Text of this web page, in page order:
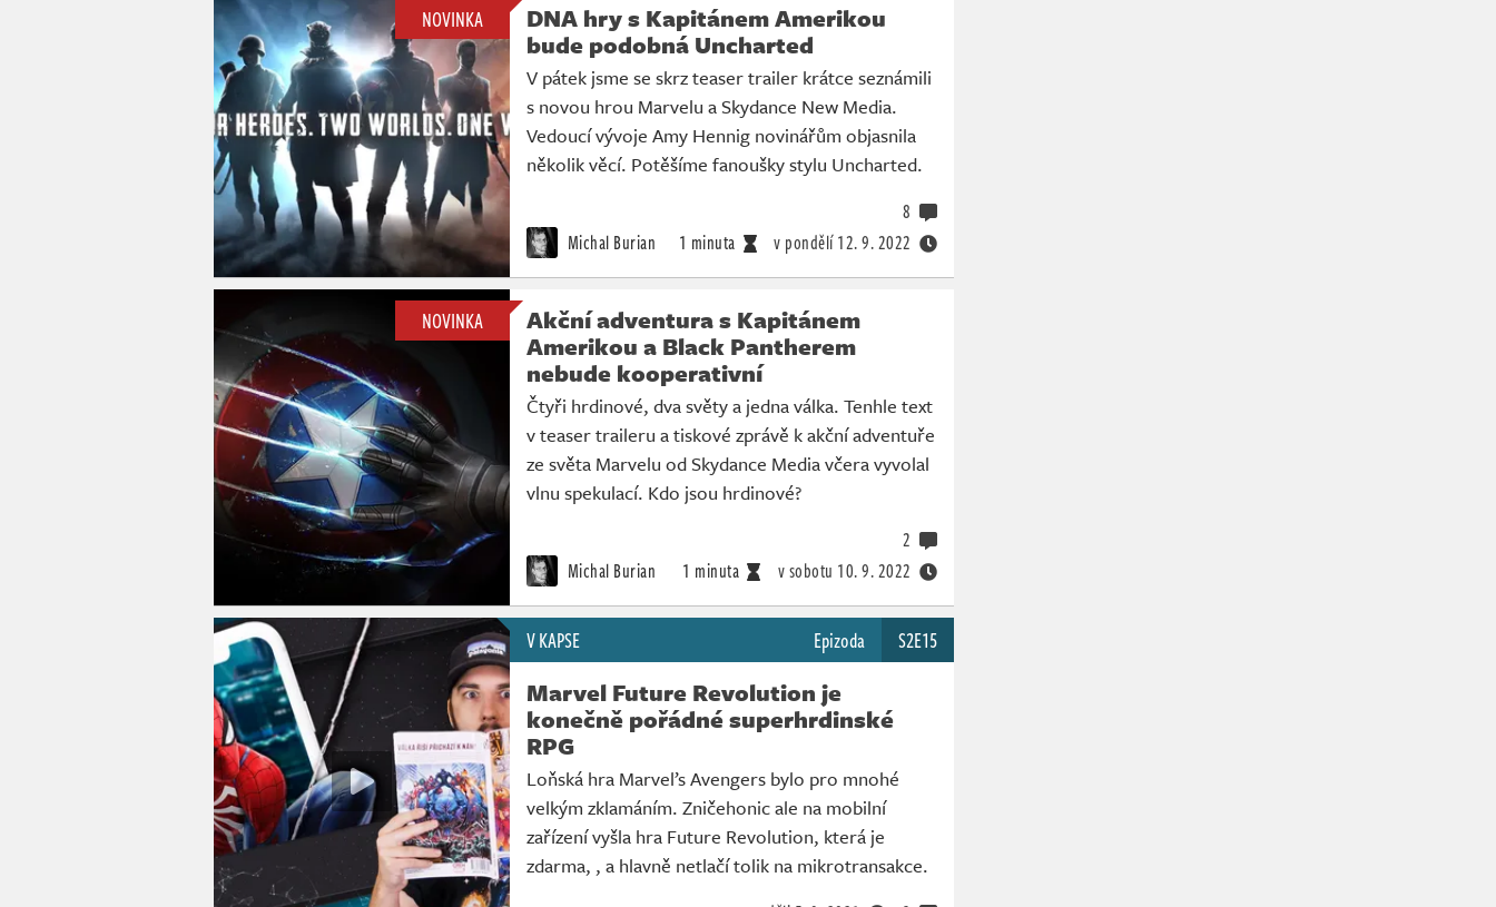
NOVINKA
DNA hry s Kapitánem Amerikou
bude podobná Uncharted
V pátek jsme se skrz teaser trailer krátce seznámili
s novou hrou Marvelu a Skydance New Media.
Vedoucí vývoje Amy Hennig novinářům objasnila
několik věcí. Potěšíme fanoušky stylu Uncharted.
Michal Burian 1 minuta v pondělí12. 9. 2022
8
NOVINKA
Akční adventura s Kapitánem
Amerikou a Black Pantherem
nebude kooperativní
Čtyři hrdinové, dva světy a jedna válka. Tenhle text
v teaser traileru a tiskové zprávě k akční adventuře
ze světa Marvelu od Skydance Media včera vyvolal
vlnu spekulací. Kdo jsou hrdinové?
Michal Burian 1 minuta v sobotu 10. 9. 2022
2
V KAPSE Epizoda S2E15
Marvel Future Revolution je
konečně pořádné superhrdinské
RPG
Loňská hra Marvel’s Avengers bylo pro mnohé
velkým zklamáním. Zničehonic ale na mobilní
zařízení vyšla hra Future Revolution, která je
zdarma, , a hlavně netlačí tolik na mikrotransakce.